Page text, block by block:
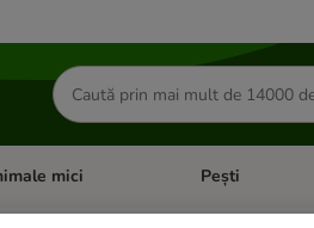
Căutare
produse
Pisicimeniul cu categorii: Păsări
mici Deschideți
Pești